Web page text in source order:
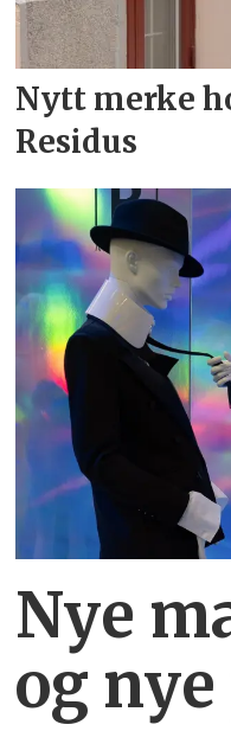
Nytt merke
Residus
Nye
og